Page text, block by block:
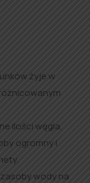
żyje w
ilości węgla,
ogromny i
wody na